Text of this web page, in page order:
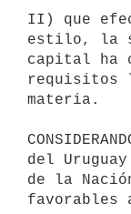
II) que
estilo, la
capital ha
requisitos
materia.
del
de la
favorables